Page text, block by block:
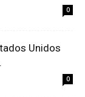
0
Unidos
0